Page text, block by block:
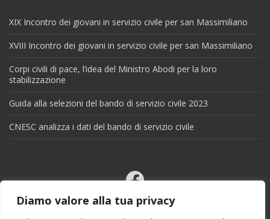
Diamo valore alla tua privacy
XIX Incontro dei giovani in servizio civile per san Massimiliano
XVIII Incontro dei giovani in servizio civile per san Massimiliano
Corpi civili di pace, l’idea del Ministro Abodi per la loro
stabilizzazione
Guida alla selezioni del bando di servizio civile 2023
CNESC analizza i dati del bando di servizio civile
Facebook
Email